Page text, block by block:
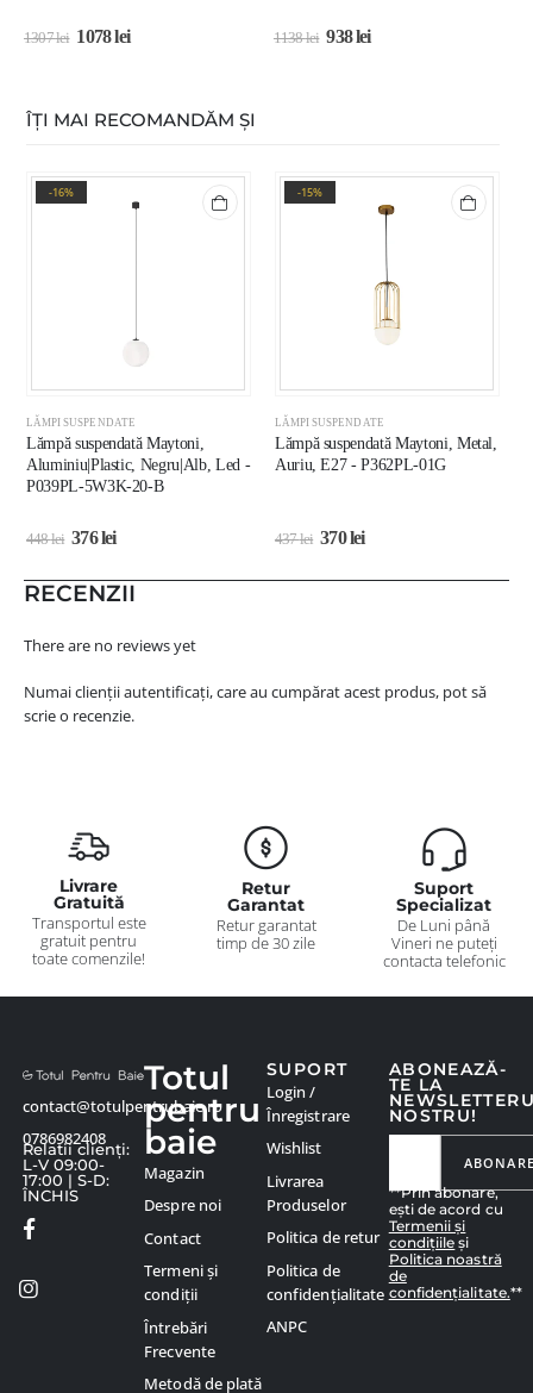
1307lei 1078lei 1138lei 938lei
ÎȚI MAI RECOMANDĂM ȘI
-16%
LĂMPI SUSPENDATE
Lămpă suspendată Maytoni,
Aluminiu|Plastic, Negru|Alb, Led -
P039PL-5W3K-20-B
448lei 376lei
-15%
LĂMPI SUSPENDATE
Lămpă suspendată Maytoni, Metal,
Auriu, E27 - P362PL-01G
437lei 370lei
RECENZII
There are no reviews yet
Numai clienții autentificați, care au cumpărat acest produs, pot să
scrie o recenzie.
Livrare
Gratuită
Transportul este
gratuit pentru
toate comenzile!
Retur
Garantat
Retur garantat
timp de 30 zile
Suport
Specializat
De Luni până
Vineri ne puteți
contacta telefonic
contact@totulpentrubaie.ro
0786982408
Relatii clienți:
L-V 09:00-
17:00 | S-D:
ÎNCHIS
ABONEAZĂ-
TE LA
NOSTRU!
**Prin abonare,
ești de acord cu
Termenii și
condițiile și
Politica noastră
de
confidențialitate.**
Totul
pentru
baie
Magazin
Despre noi
Contact
Termeni și
condiții
Întrebări
Frecvente
Metodă de plată
SUPORT
Login /
Înregistrare
Wishlist
Livrarea
Produselor
Politica de retur
Politica de
confidențialitate
ANPC